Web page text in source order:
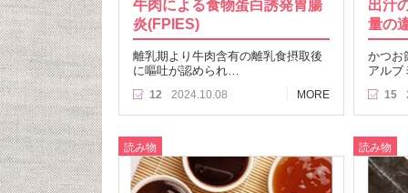
牛肉による食物蛋白誘発胃腸
炎(FPIES)
離乳期より牛肉含有の離乳食摂取後
に嘔吐が認められ…
12 2024.10.08 MORE
出汁
量の
かつお
アル
15
読み物 読み物